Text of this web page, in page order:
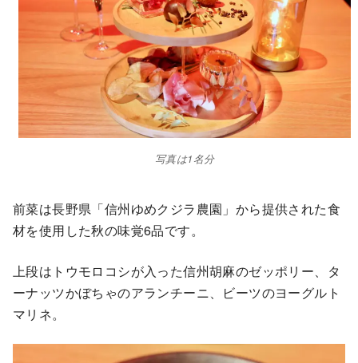
写真は1名分
前菜は長野県「信州ゆめクジラ農園」から提供された食
材を使用した秋の味覚6品です。
上段はトウモロコシが入った信州胡麻のゼッポリー、タ
ーナッツかぼちゃのアランチーニ、ビーツのヨーグルト
マリネ。